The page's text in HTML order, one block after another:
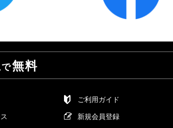
で無料
ご利用ガイド
新規会員登録